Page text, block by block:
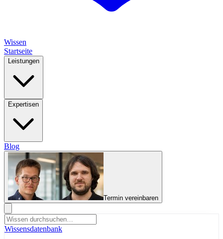
Wissen
Startseite
Leistungen
Expertisen
Blog
Termin vereinbaren
Wissensdatenbank